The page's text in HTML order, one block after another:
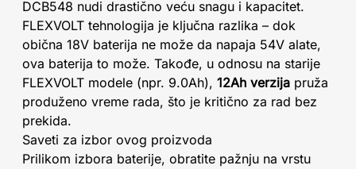
DCB548 nudi drastično veću snagu i kapacitet.
FLEXVOLT tehnologija je ključna razlika – dok
obična 18V baterija ne može da napaja 54V alate,
ova baterija to može. Takođe, u odnosu na starije
FLEXVOLT modele (npr. 9.0Ah), 12Ah verzija pruža
produženo vreme rada, što je kritično za rad bez
prekida.
Saveti za izbor ovog proizvoda
Prilikom izbora baterije, obratite pažnju na vrstu